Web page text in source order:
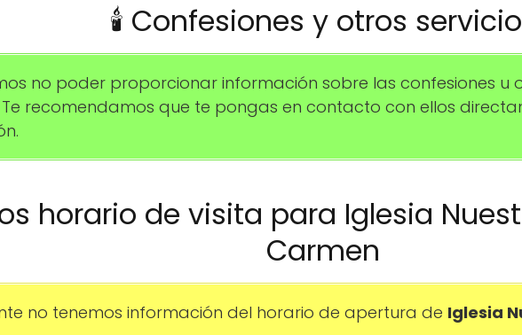
🕯️ Confesiones y otros
no poder proporcionar información sobre las confesiones u
Te recomendamos que te pongas en contacto con ellos
horario de visita para Iglesia
Carmen
no tenemos información del horario de apertura de Iglesia